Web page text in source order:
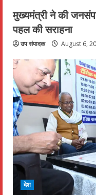
मुख्यमंत्री ने की
पहल की सराहना
उप संपादक August 6,
देश